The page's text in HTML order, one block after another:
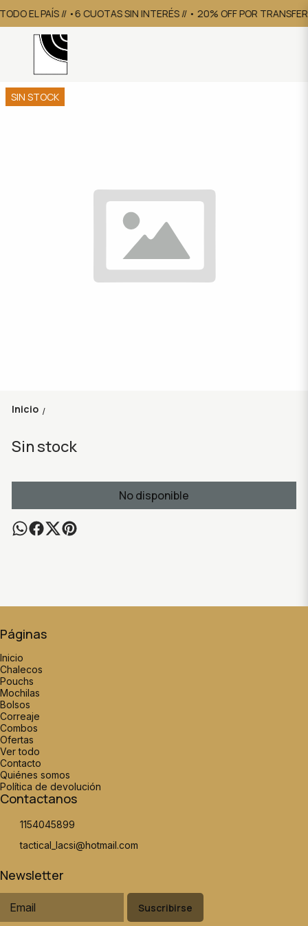
EL PAÍS // •6 CUOTAS SIN INTERÉS // • 20% OFF POR
SIN STOCK
Inicio /
Sin stock
No disponible
Páginas
Inicio
Chalecos
Pouchs
Mochilas
Bolsos
Correaje
Combos
Ofertas
Ver todo
Contacto
Quiénes somos
Política de devolución
Contactanos
1154045899
tactical_lacsi@hotmail.com
Newsletter
Suscribirse